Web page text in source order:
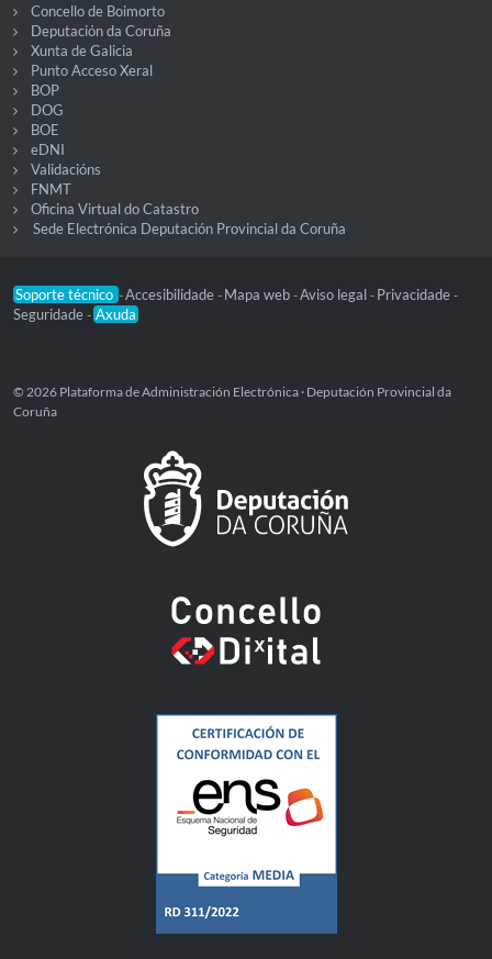
Concello de Boimorto
Deputación da Coruña
Xunta de Galicia
Punto Acceso Xeral
BOP
DOG
BOE
eDNI
Validacións
FNMT
Oficina Virtual do Catastro
Sede Electrónica Deputación Provincial da Coruña
Soporte técnico -Accesibilidade - Mapa web -Aviso legal - Privacidade -
Seguridade - Axuda
© 2026 Plataforma de Administración Electrónica · Deputación Provincial da
Coruña